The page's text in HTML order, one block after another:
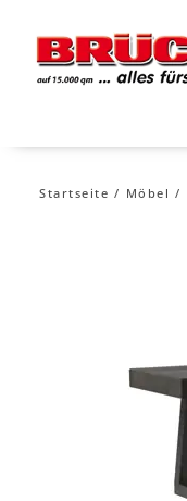
Startseite Möbel